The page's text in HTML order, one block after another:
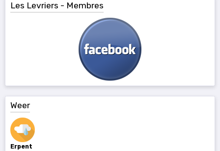
Les Levriers - Membres
Weer
Erpent